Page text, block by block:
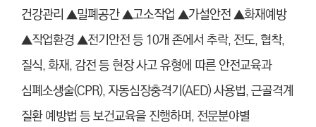
건강관리 ▲밀폐공간 ▲고소작업 ▲가설안전 ▲화재예방
▲작업환경 ▲전기안전 등 10개 존에서 추락, 전도, 협착,
질식, 화재, 감전 등 현장 사고 유형에 따른 안전교육과
심폐소생술(CPR), 자동심장충격기(AED) 사용법, 근골격계
질환 예방법 등 보건교육을 진행하며, 전문분야별